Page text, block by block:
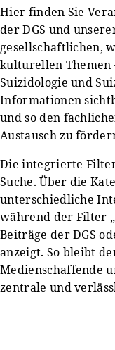
Hier finden Sie
der DGS und
gesellschaftlichen,
kulturellen Themen
Suizidologie und
Informationen
und so den
Austausch zu
Die integrierte
Suche. Über die
unterschiedliche
während der Filter
Beiträge der DGS
anzeigt. So bleibt
Medienschaffende
zentrale und